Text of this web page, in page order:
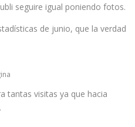
seguire igual poniendo fotos.
de junio, que la verdad
tantas visitas ya que hacia